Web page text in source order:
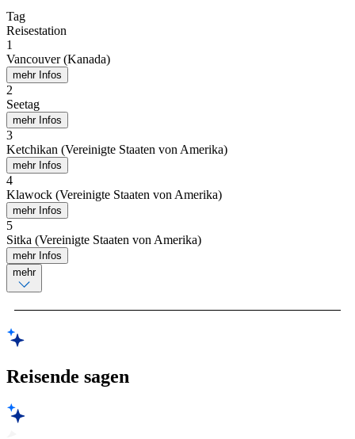
Tag
Reisestation
1
Vancouver (Kanada)
mehr Infos
2
Seetag
mehr Infos
3
Ketchikan (Vereinigte Staaten von Amerika)
mehr Infos
4
Klawock (Vereinigte Staaten von Amerika)
mehr Infos
5
Sitka (Vereinigte Staaten von Amerika)
mehr Infos
mehr
Reisende sagen